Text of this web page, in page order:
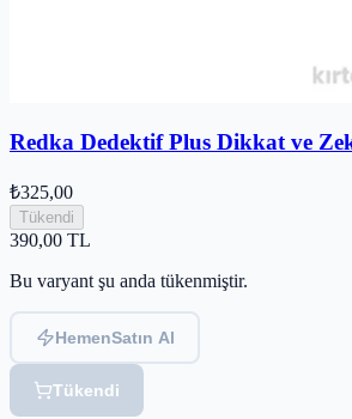
Redka Dedektif Plus Dikkat ve
₺325,00
Tükendi
390,00 TL
Bu varyant şu anda tükenmiştir.
HemenSatın Al
Tükendi